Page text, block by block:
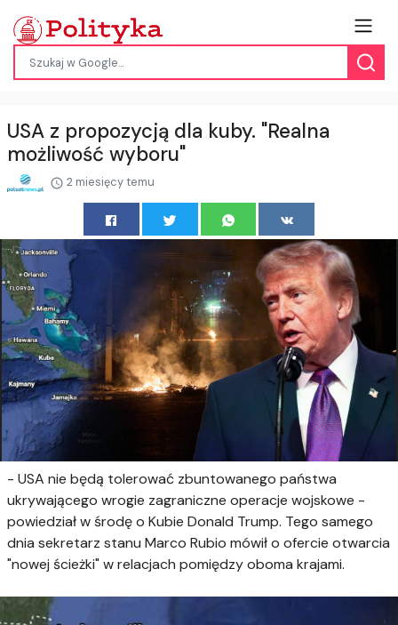
USA z propozycją dla kuby. "Realna
możliwość wyboru"
2 miesięcy temu
- USA nie będą tolerować zbuntowanego państwa
ukrywającego wrogie zagraniczne operacje wojskowe -
powiedział w środę o Kubie Donald Trump. Tego samego
dnia sekretarz stanu Marco Rubio mówił o ofercie otwarcia
"nowej ścieżki" w relacjach pomiędzy oboma krajami.